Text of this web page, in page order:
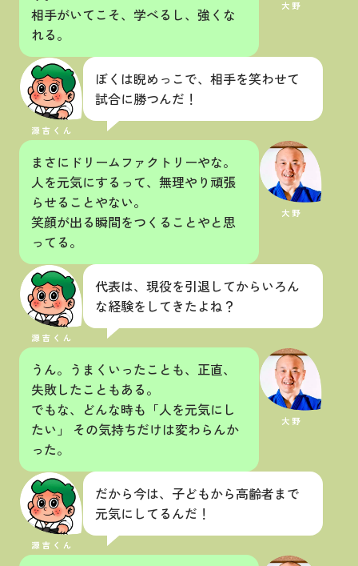
相手がいてこそ、学べるし、強くな
れる。
ぼくは睨めっこで、相手を笑わせて
試合に勝つんだ！
まさにドリームファクトリーやな。
人を元気にするって、無理やり頑張
らせることやない。
笑顔が出る瞬間をつくることやと思
ってる。
代表は、現役を引退してからいろん
な経験をしてきたよね？
うん。うまくいったことも、正直、
失敗したこともある。
でもな、どんな時も「人を元気にし
たい」 その気持ちだけは変わらんか
った。
だから今は、子どもから高齢者まで
元気にしてるんだ！